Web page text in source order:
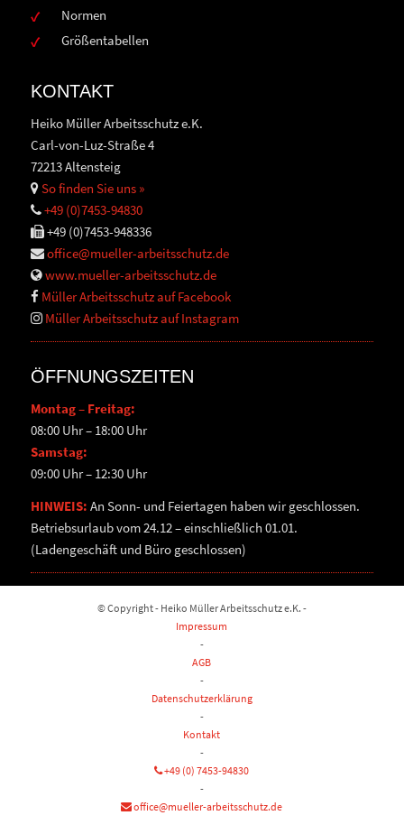
Normen
Größentabellen
KONTAKT
Heiko Müller Arbeitsschutz e.K.
Carl-von-Luz-Straße 4
72213 Altensteig
So finden Sie uns »
+49 (0)7453-94830
+49 (0)7453-948336
office@mueller-arbeitsschutz.de
www.mueller-arbeitsschutz.de
Müller Arbeitsschutz auf Facebook
Müller Arbeitsschutz auf Instagram
ÖFFNUNGSZEITEN
Montag – Freitag:
08:00 Uhr – 18:00 Uhr
Samstag:
09:00 Uhr – 12:30 Uhr
HINWEIS: An Sonn- und Feiertagen haben wir geschlossen.
Betriebsurlaub vom 24.12 – einschließlich 01.01.
(Ladengeschäft und Büro geschlossen)
© Copyright - Heiko Müller Arbeitsschutz e.K. -
Impressum
-
AGB
-
Datenschutzerklärung
-
Kontakt
-
+49 (0) 7453-94830
-
office@mueller-arbeitsschutz.de